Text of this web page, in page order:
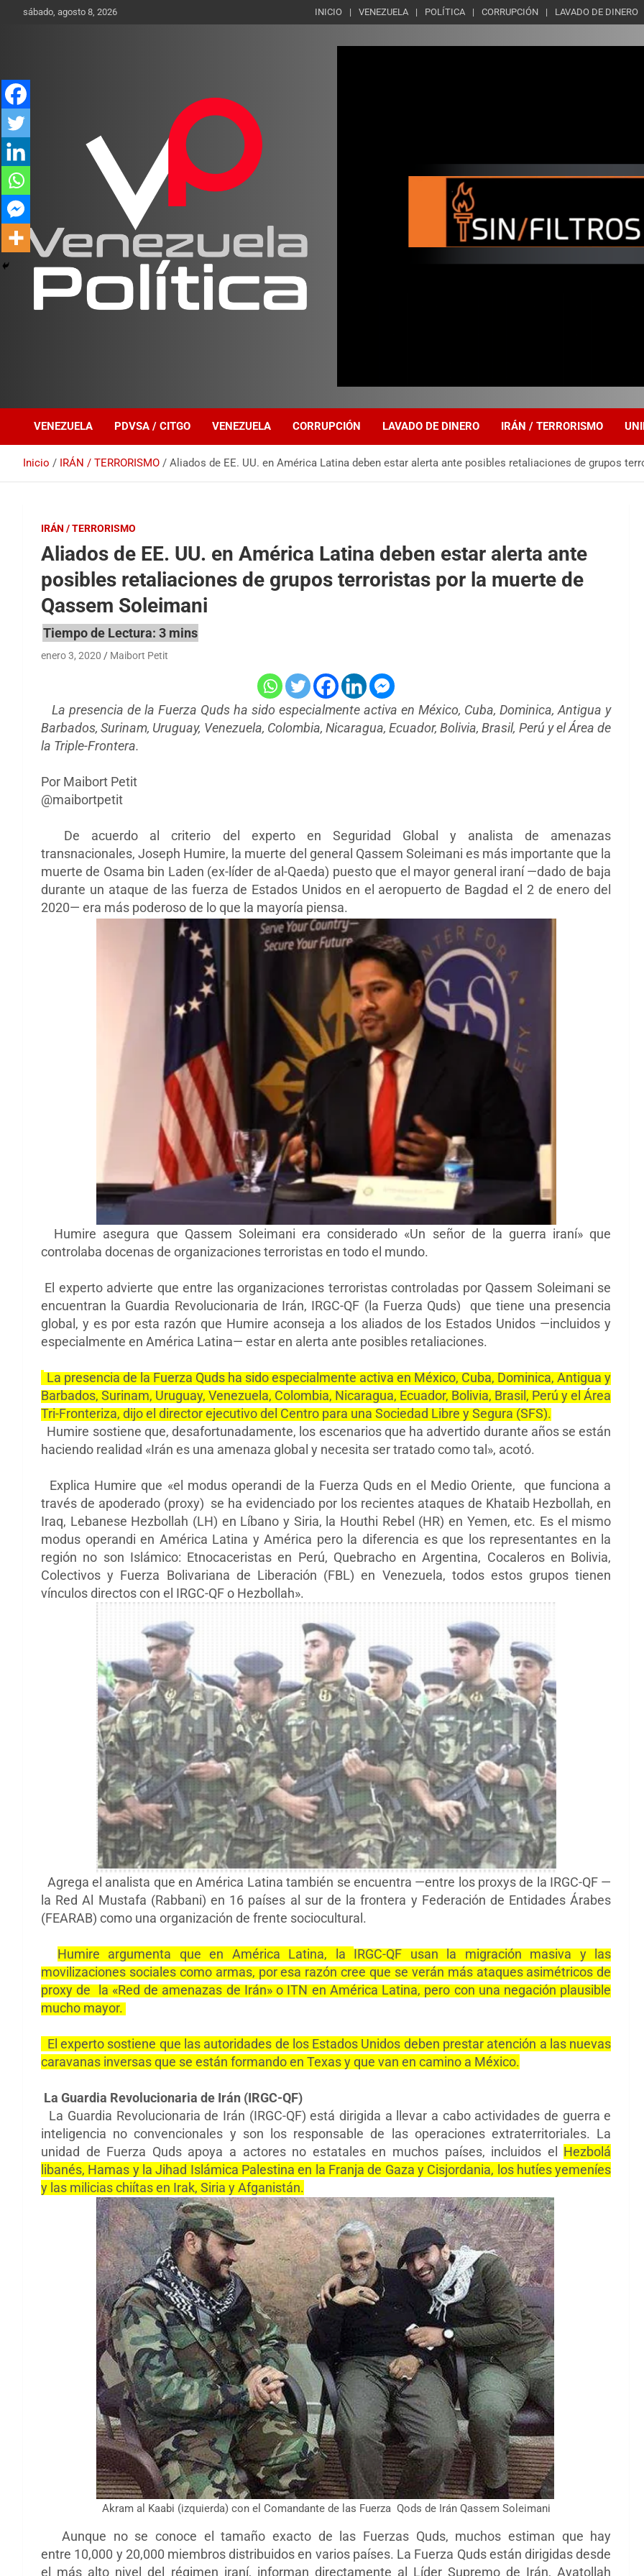
sábado, agosto 8, 2026 INICIO VENEZUELA POLÍTICA CORRUPCIÓN LAVADO DE DINERO
VENEZUELA PDVSA / CITGO VENEZUELA CORRUPCIÓN LAVADO DE DINERO IRÁN / TERRORISMO
Inicio IRÁN / TERRORISMO Aliados de EE. UU. en América Latina deben estar alerta ante posibles retaliaciones de grupos
IRÁN / TERRORISMO
Aliados de EE. UU. en América Latina deben estar alerta ante
posibles retaliaciones de grupos terroristas por la muerte de
Qassem Soleimani
enero 3, 2020 Maibort Petit
La presencia de la Fuerza Quds ha sido especialmente activa en México, Cuba, Dominica, Antigua y
Barbados, Surinam, Uruguay, Venezuela, Colombia, Nicaragua, Ecuador, Bolivia, Brasil, Perú y el Área de
la Triple-Frontera.
Por Maibort Petit
@maibortpetit
De acuerdo al criterio del expertoen Seguridad Global y analista de amenazas
transnacionales,Joseph Humire, la muerte del general Qassem Soleimani es más importante que la
muerte de Osama bin Laden (ex-líder de al-Qaeda) puesto que el mayor general iraní—dado de baja
durante un ataque de las fuerza de Estados Unidos en el aeropuerto de Bagdad el 2 de enero del
2020— era más poderoso de lo que la mayoría piensa.
Humire asegura que Qassem Soleimani era considerado «Un señor de la guerra iraní» que
controlaba docenas de organizaciones terroristas en todo el mundo.
El experto advierte que entre las organizaciones terroristas controladas por Qassem Soleimani se
encuentran la Guardia Revolucionaria de Irán, IRGC-QF (la Fuerza Quds) que tiene una presencia
global, y es por esta razón que Humire aconseja a los aliados de los Estados Unidos —incluidos y
especialmente en América Latina— estar en alerta ante posibles retaliaciones.
La presencia de la Fuerza Quds ha sido especialmente activa en México, Cuba, Dominica, Antigua y
Barbados, Surinam, Uruguay, Venezuela, Colombia, Nicaragua, Ecuador, Bolivia, Brasil, Perú y el Área
Tri-Fronteriza, dijo el director ejecutivo de Centro para una Sociedad Libre y Segura (SFS).
Humire sostiene que, desafortunadamente, los escenarios que ha advertido durante años se están
haciendo realidad «Irán es una amenaza global y necesita ser tratado como tal», acotó.
Explica Humire que «el modus operandi de la Fuerza Quds en el Medio Oriente, que funciona a
través de apoderado (proxy) se ha evidenciado por los recientes ataques de Khataib Hezbollah, en
Iraq, Lebanese Hezbollah (LH) en Líbano y Siria, la Houthi Rebel (HR) en Yemen, etc. Es el mismo
modus operandi en América Latina y América pero la diferencia es que los representantes en la
región no son Islámico: Etnocaceristas en Perú, Quebracho en Argentina, Cocaleros en Bolivia,
Colectivos y Fuerza Bolivariana de Liberación (FBL) en Venezuela, todos estos grupos tienen
vínculos directos con el IRGC-QF o Hezbollah».
Agrega el analista que en América Latina también se encuentra —entre los proxys de la IRGC-QF —
la Red Al Mustafa (Rabbani) en 16 países al sur de la frontera y Federación de Entidades Árabes
(FEARAB) como una organización de frente sociocultural.
Humire argumenta que en América Latina, laIRGC-QFusan la migración masiva y las
movilizaciones sociales como armas, por esa razón cree que se verán más ataques asimétricos de
proxy dela «Red de amenazas de Irán» o ITNen América Latina, pero con una negación plausible
mucho mayor.
El experto sostiene que las autoridades de los Estados Unidos deben prestar atención a las nuevas
caravanas inversas que se están formando en Texas y que van en camino a México.
La Guardia Revolucionaria de Irán (IRGC-QF)
La Guardia Revolucionaria de Irán (IRGC-QF) está dirigida a llevar a cabo actividades de guerra e
inteligencia no convencionales y son los responsable de las operaciones extraterritoriales. La
unidad de Fuerza Quds apoya a actores no estatales en muchos países, incluidos el Hezbolá
libanés, Hamas y la Jihad Islámica Palestina en la Franja de Gaza y Cisjordania, los hutíes yemeníes
y las milicias chiítas en Irak, Siria y Afganistán.
Akram al Kaabi (izquierda) con el Comandante de las Fuerza Qods de Irán Qassem Soleimani
Aunque no se conoce el tamaño exacto de las Fuerzas Quds, muchos estiman que hay
entre 10,000 y 20,000 miembros distribuidos en varios países. La Fuerza Quds están dirigidas desde
el más alto nivel del régimen iraní, informan directamente al Líder Supremo de Irán, Ayatollah